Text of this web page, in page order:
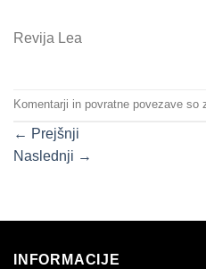
Revija Lea
Komentarji in povratne povezave so
← Prejšnji
Naslednji →
INFORMACIJE